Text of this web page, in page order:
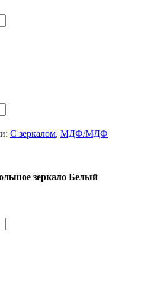
С зеркалом, МДФ/МДФ
зеркало Белый